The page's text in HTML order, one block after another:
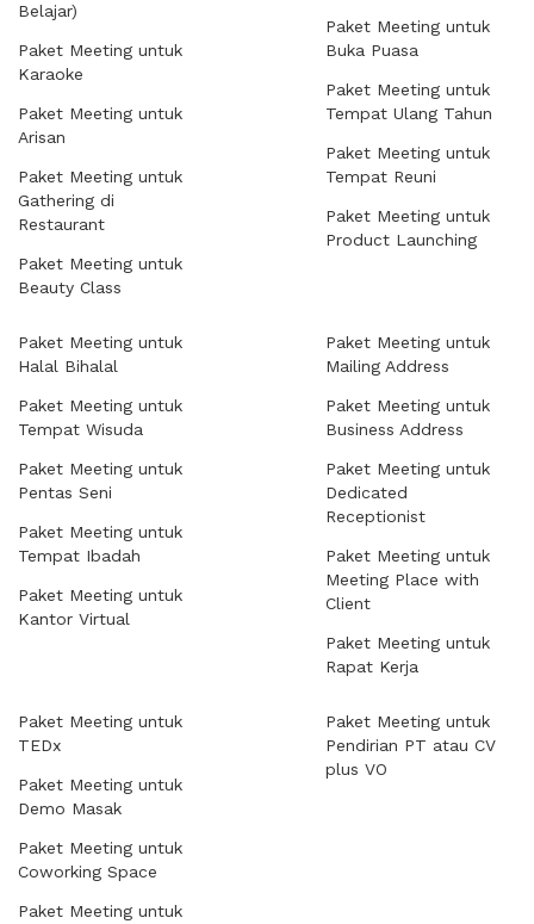
Belajar)
Paket Meeting untuk
Karaoke
Paket Meeting untuk
Arisan
Paket Meeting untuk
Gathering di
Restaurant
Paket Meeting untuk
Beauty Class
Paket Meeting untuk
Buka Puasa
Paket Meeting untuk
Tempat Ulang Tahun
Paket Meeting untuk
Tempat Reuni
Paket Meeting untuk
Product Launching
Paket Meeting untuk
Halal Bihalal
Paket Meeting untuk
Tempat Wisuda
Paket Meeting untuk
Pentas Seni
Paket Meeting untuk
Tempat Ibadah
Paket Meeting untuk
Kantor Virtual
Paket Meeting untuk
Mailing Address
Paket Meeting untuk
Business Address
Paket Meeting untuk
Dedicated
Receptionist
Paket Meeting untuk
Meeting Place with
Client
Paket Meeting untuk
Rapat Kerja
Paket Meeting untuk
TEDx
Paket Meeting untuk
Demo Masak
Paket Meeting untuk
Coworking Space
Paket Meeting untuk
Paket Meeting untuk
Pendirian PT atau CV
plus VO